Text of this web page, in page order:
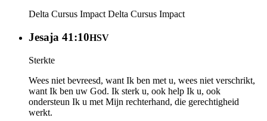
Delta Cursus Impact Delta Cursus Impact
Jesaja 41:10HSV
Sterkte
Wees niet bevreesd, want Ik ben met u, wees niet verschrikt,
want Ik ben uw God. Ik sterk u, ook help Ik u, ook
ondersteun Ik u met Mijn rechterhand, die gerechtigheid
werkt.